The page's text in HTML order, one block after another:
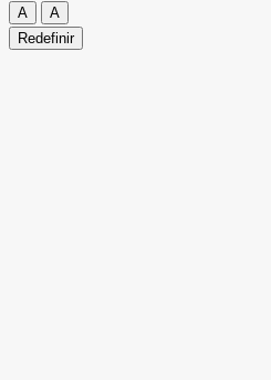
A
A
Redefinir